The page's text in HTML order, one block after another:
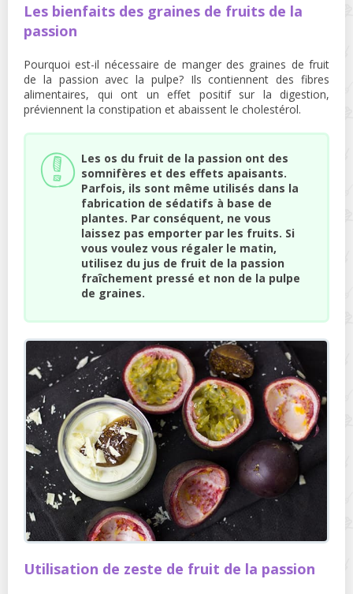
Les bienfaits des graines de fruits de la
passion
Pourquoi est-il nécessaire de manger des graines de fruit
de la passion avec la pulpe? Ils contiennent des fibres
alimentaires, qui ont un effet positif sur la digestion,
préviennent la constipation et abaissent le cholestérol.
Les os du fruit de la passion ont des
somnifères et des effets apaisants.
Parfois, ils sont même utilisés dans la
fabrication de sédatifs à base de
plantes. Par conséquent, ne vous
laissez pas emporter par les fruits. Si
vous voulez vous régaler le matin,
utilisez du jus de fruit de la passion
fraîchement pressé et non de la pulpe
de graines.
Utilisation de zeste de fruit de la passion